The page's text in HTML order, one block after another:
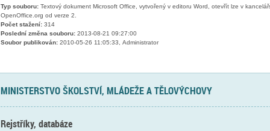
Typ souboru:Textový dokument Microsoft Office, vytvořený v editoru Word, otevřít lze v
OpenOffice.org od verze 2.
Počet stažení:314
Poslední změna souboru:2013-08-21 09:27:00
Soubor publikován:2010-05-26 11:05:33, Administrator
MINISTERSTVO ŠKOLSTVÍ, MLÁDEŽE A TĚLOVÝCHOVY
Rejstříky, databáze